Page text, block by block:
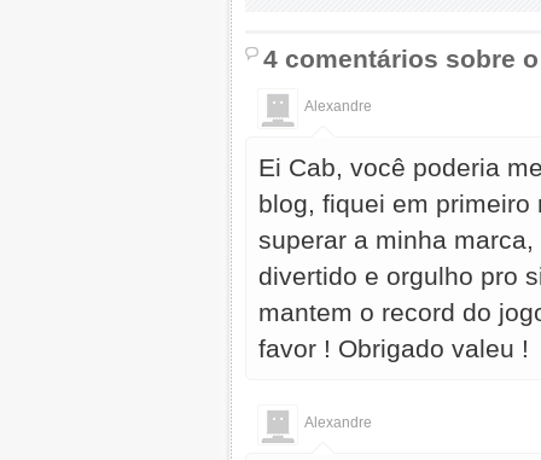
4 comentários sobre
Alexandre
Ei Cab, você poderia
blog, fiquei em
superar a minha
divertido e orgulho pro
mantem o record do
favor ! Obrigado valeu !
Alexandre